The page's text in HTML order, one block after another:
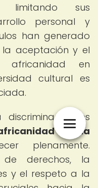
limitando sus
personal y
han generado
aceptación y el
africanidad en
cultural es
es
en la
plenamente.
derechos, la
y el respeto a la